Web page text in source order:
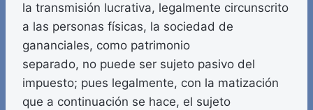
la transmisión lucrativa, legalmente circunscrito
a las personas físicas, la sociedad de
gananciales, como patrimonio
separado, no puede ser sujeto pasivo del
impuesto; pues legalmente, con la matización
que a continuación se hace, el sujeto